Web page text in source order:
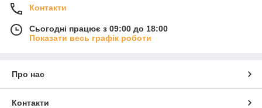
Контакти
Сьогодні працює з 09:00 до 18:00
Показати весь графік роботи
Про нас
Контакти